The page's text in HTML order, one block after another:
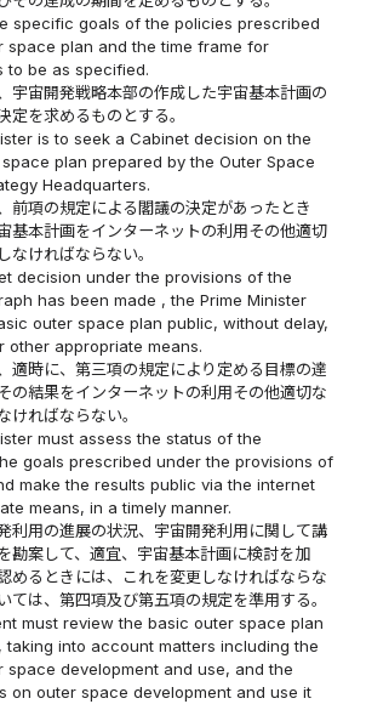
specific goals of the policies prescribed
space plan and the time frame for
to be as specified.
宇宙開発戦略本部の作成した宇宙基本計画の
定を求めるものとする。
is to seek a Cabinet decision on the
plan prepared by the Outer Space
Headquarters.
前項の規定による閣議の決定があったとき
基本計画をインターネットの利用その他適切
なければならない。
decision under the provisions of the
has been made , the Prime Minister
outer space plan public, without delay,
other appropriate means.
適時に、第三項の規定により定める目標の達
の結果をインターネットの利用その他適切な
ければならない。
must assess the status of the
goals prescribed under the provisions of
make the results public via the internet
means, in a timely manner.
利用の進展の状況、宇宙開発利用に関して講
勘案して、適宜、宇宙基本計画に検討を加
めるときには、これを変更しなければならな
ては、第四項及び第五項の規定を準用する。
must review the basic outer space plan
taking into account matters including the
space development and use, and the
on outer space development and use it